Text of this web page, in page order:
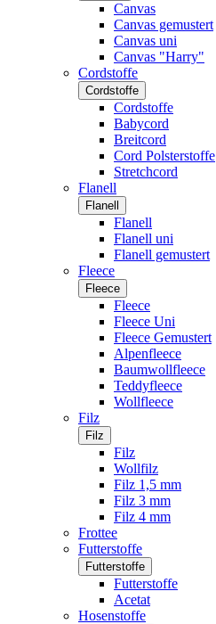
Canvas
Canvas gemustert
Canvas uni
Canvas "Harry"
Cordstoffe
Cordstoffe
Cordstoffe
Babycord
Breitcord
Cord Polsterstoffe
Stretchcord
Flanell
Flanell
Flanell
Flanell uni
Flanell gemustert
Fleece
Fleece
Fleece
Fleece Uni
Fleece Gemustert
Alpenfleece
Baumwollfleece
Teddyfleece
Wollfleece
Filz
Filz
Filz
Wollfilz
Filz 1,5 mm
Filz 3 mm
Filz 4 mm
Frottee
Futterstoffe
Futterstoffe
Futterstoffe
Acetat
Hosenstoffe